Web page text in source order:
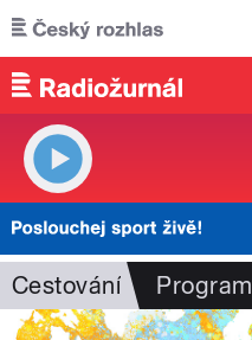
Přejít k hlavnímu obsahu
Cestování Program